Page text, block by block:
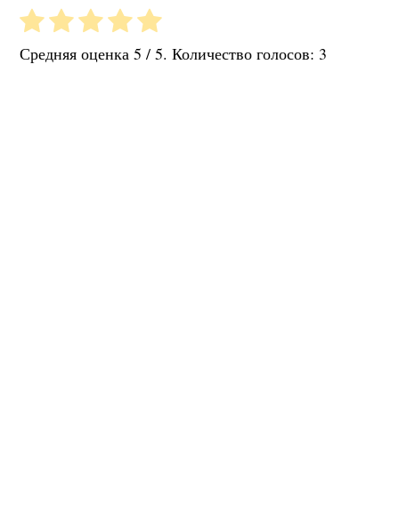
Средняя оценка5 / 5. Количество голосов: 3